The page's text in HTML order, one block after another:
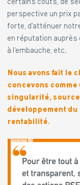
certains coûts, de
perspective un prix
forte, d’atténuer
en réputation auprès
à l’embauche, etc.
Nous avons fait le
concevons
singularité, source
développement du
rentabilité.